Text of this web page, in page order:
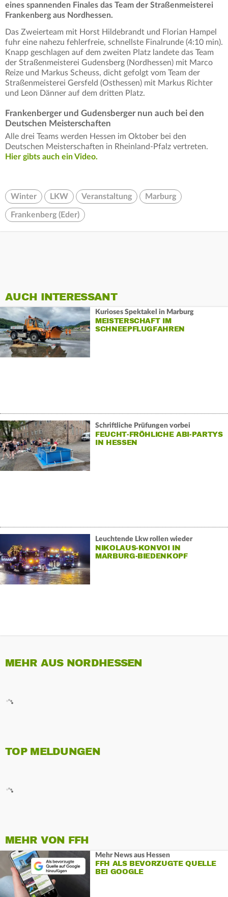
eines spannenden Finales das Team der Straßenmeisterei
Frankenberg aus Nordhessen.
Das Zweierteam mit Horst Hildebrandt und Florian Hampel
fuhr eine nahezu fehlerfreie, schnellste Finalrunde (4:10 min).
Knapp geschlagen auf dem zweiten Platz landete das Team
der Straßenmeisterei Gudensberg (Nordhessen) mit Marco
Reize und Markus Scheuss, dicht gefolgt vom Team der
Straßenmeisterei Gersfeld (Osthessen) mit Markus Richter
und Leon Dänner auf dem dritten Platz.
Frankenberger und Gudensberger nun auch bei den
Deutschen Meisterschaften
Alle drei Teams werden Hessen im Oktober bei den
Deutschen Meisterschaften in Rheinland-Pfalz vertreten.
Hier gibts auch ein Video.
Winter LKW Veranstaltung Marburg
Frankenberg (Eder)
AUCH INTERESSANT
Kurioses Spektakel in Marburg
MEISTERSCHAFT IM
SCHNEEPFLUGFAHREN
Schriftliche Prüfungen vorbei
FEUCHT-FRÖHLICHE ABI-PARTYS
IN HESSEN
Leuchtende Lkw rollen wieder
NIKOLAUS-KONVOI IN
MARBURG-BIEDENKOPF
MEHR AUS NORDHESSEN
TOP MELDUNGEN
MEHR VON FFH
Mehr News aus Hessen
FFH ALS BEVORZUGTE QUELLE
BEI GOOGLE